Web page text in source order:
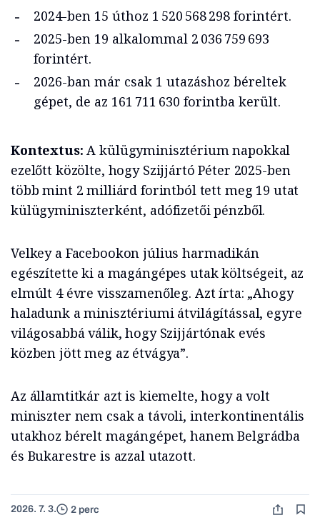
2024-ben 15 úthoz 1 520 568 298 forintért.
2025-ben 19 alkalommal 2 036 759 693
forintért.
2026-ban már csak 1 utazáshoz béreltek
gépet, de az 161 711 630 forintba került.
Kontextus:A külügyminisztérium napokkal
ezelőtt közölte, hogy Szijjártó Péter 2025-ben
több mint 2 milliárd forintból tett meg 19 utat
külügyminiszterként, adófizetői pénzből.
Velkey a Facebookon július harmadikán
egészítette ki a magángépes utak költségeit, az
elmúlt 4 évre visszamenőleg. Azt írta: „Ahogy
haladunk a minisztériumi átvilágítással, egyre
világosabbá válik, hogy Szijjártónak evés
közben jött meg az étvágya”.
Az államtitkár azt is kiemelte, hogy a volt
miniszter nem csak a távoli, interkontinentális
utakhoz bérelt magángépet, hanem Belgrádba
és Bukarestre is azzal utazott.
2026. 7. 3. 2 perc